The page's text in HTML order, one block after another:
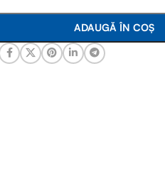
ADAUGĂ ÎN COȘ